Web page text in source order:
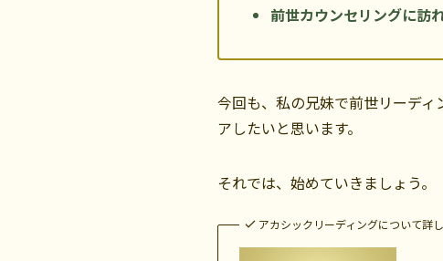
前世カウンセリングに訪
今回も、私の兄妹で前世リーデ
アしたいと思います。
それでは、始めていきましょう。
アカシックリーディングについて詳